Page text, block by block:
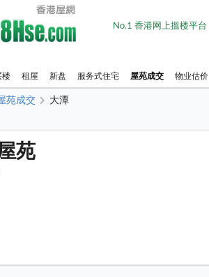
No.1 香港网上搵楼平台
楼 租屋 新盘 服务式住宅 屋苑成交 物业估价
苑成交 大潭
苑